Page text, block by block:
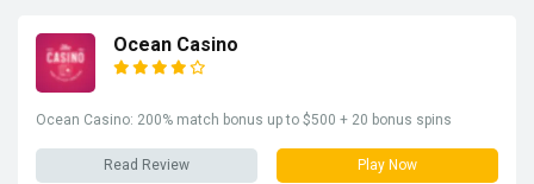
Ocean Casino
Ocean Casino: 200% match bonus up to $500 + 20 bonus spins
Read Review
Play Now